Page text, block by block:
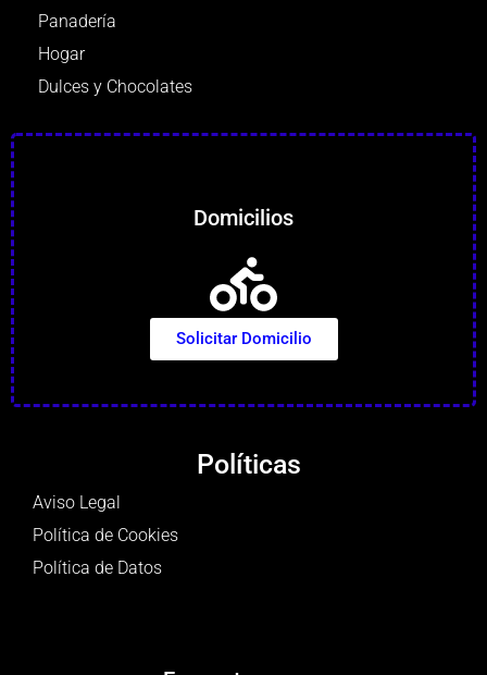
Panadería
Hogar
Dulces y Chocolates
Domicilios
Solicitar Domicilio
Políticas
Aviso Legal
Política de Cookies
Política de Datos